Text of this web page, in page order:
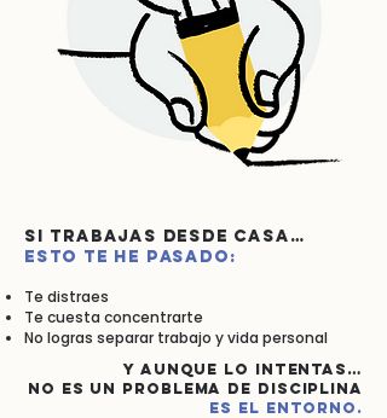
Si trabajas desde casa…
esto te he pasado:
Te distraes
Te cuesta concentrarte
No logras separar trabajo y vida personal
Y aunque lo intentas…
no es un problema de disciplina
es el entorno.